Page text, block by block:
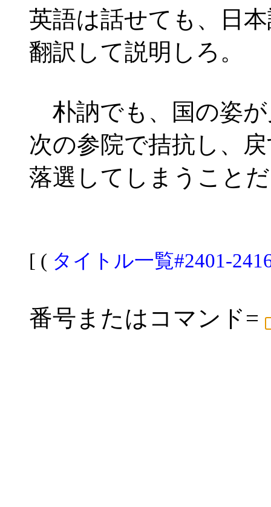
英語は話せても、日
翻訳して説明しろ。
朴訥でも、国の姿が
次の参院で拮抗し、
落選してしまうこと
[ ( タイトル一覧#2401-
番号またはコマンド=